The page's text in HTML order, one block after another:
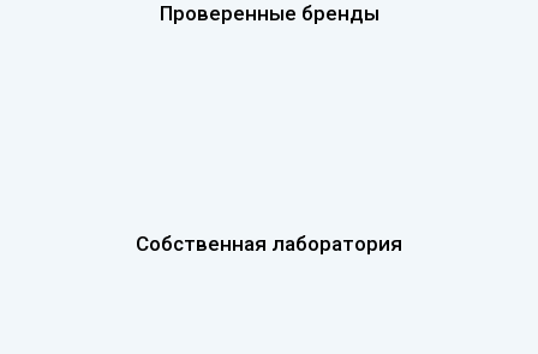
Проверенные бренды
Собственная лаборатория